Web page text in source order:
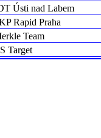
Ústi nad Labem
Rapid Praha
Team
Target